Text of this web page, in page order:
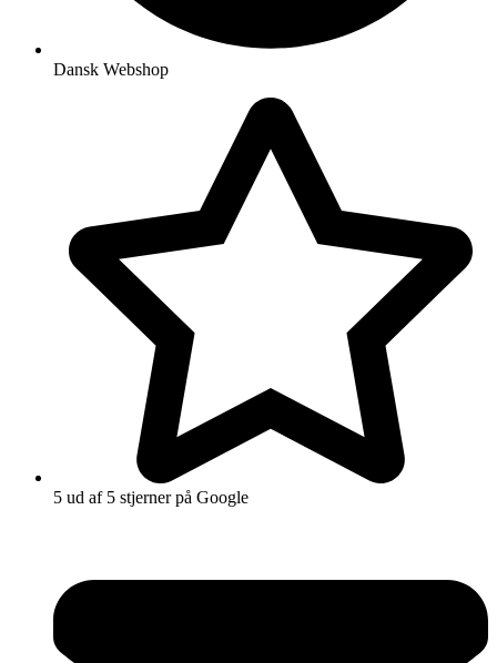
Dansk Webshop
5 ud af 5 stjerner på Google